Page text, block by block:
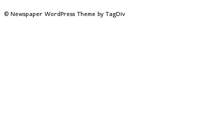
© Newspaper WordPress Theme by TagDiv